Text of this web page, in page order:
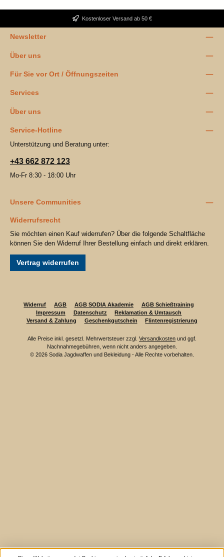
Kostenloser Versand ab 50 €
Newsletter
Über uns
Für Sie vor Ort / Öffnungszeiten
Services
Über uns
Service-Hotline
Unterstützung und Beratung unter:
+43 662 872 123
Mo-Fr 8:30 - 18:00 Uhr
Unsere Communities
Widerrufsrecht
Sie möchten einen Kauf widerrufen? Über die folgende Schaltfläche
können Sie den Widerruf Ihrer Bestellung einfach und direkt erklären.
Vertrag widerrufen
Widerruf AGB AGB SODIA Akademie
AGB Schießtraining
Impressum
Datenschutz
Reklamation & Umtausch
Versand & Zahlung
Geschenkgutschein Flintenregistrierung
Alle Preise inkl. gesetzl. Mehrwertsteuer zzgl. Versandkosten und ggf.
Nachnahmegebühren, wenn nicht anders angegeben.
© 2026 Sodia Jagdwaffen und Bekleidung - Alle Rechte vorbehalten.